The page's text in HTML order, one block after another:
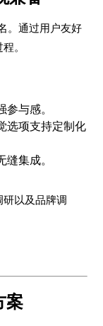
。通过用户友好
。
参与感。
选项支持定制化
缝集成。
研以及品牌调
案